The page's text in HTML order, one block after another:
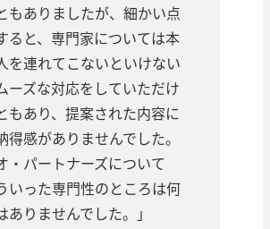
もありましたが、細かい点
ると、専門家については本
を連れてこないといけない
ーズな対応をしていただけ
もあり、提案された内容に
得感がありませんでした。
・パートナーズについて
いった専門性のところは何
ありませんでした。」